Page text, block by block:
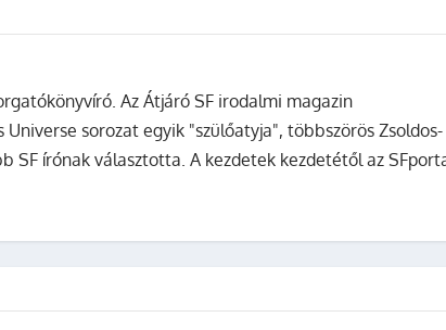
Az Átjáró SF irodalmi magazin
sorozat egyik "szülőatyja", többszörös Zsoldos-
SF írónak választotta. A kezdetek kezdetétől az